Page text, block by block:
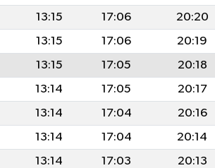
13:15 17:06 20:20
13:15 17:06 20:19
13:15 17:05 20:18
13:14 17:05 20:17
13:14 17:04 20:16
13:14 17:04 20:14
13:14 17:03 20:13